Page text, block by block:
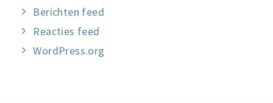
Berichten feed
Reacties feed
WordPress.org